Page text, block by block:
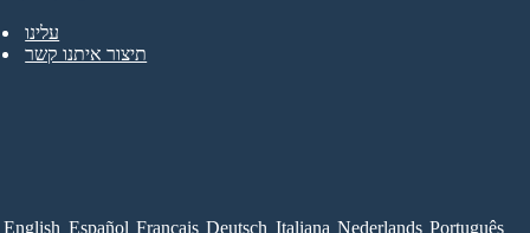
עלינו
תיצור איתנו קשר
English Español Français Deutsch Italiana Nederlands Português